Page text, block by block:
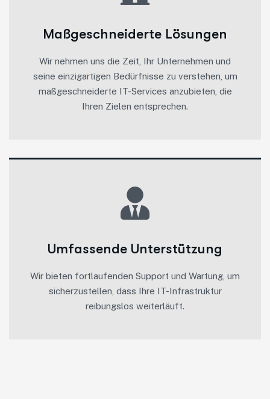
Maßgeschneiderte Lösungen
Wir nehmen uns die Zeit, Ihr Unternehmen und
seine einzigartigen Bedürfnisse zu verstehen, um
maßgeschneiderte IT-Services anzubieten, die
Ihren Zielen entsprechen.
Umfassende Unterstützung
Wir bieten fortlaufenden Support und Wartung, um
sicherzustellen, dass Ihre IT-Infrastruktur
reibungslos weiterläuft.